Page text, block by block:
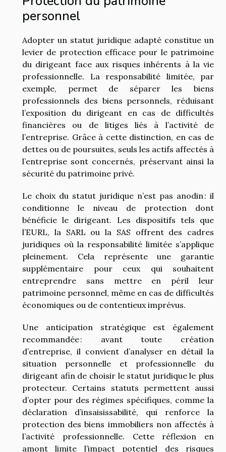
personnel
Adopter un statut juridique adapté constitue un
levier de protection efficace pour le patrimoine
du dirigeant face aux risques inhérents à la vie
professionnelle. La responsabilité limitée, par
exemple, permet de séparer les biens
professionnels des biens personnels, réduisant
l’exposition du dirigeant en cas de difficultés
financières ou de litiges liés à l’activité de
l’entreprise. Grâce à cette distinction, en cas de
dettes ou de poursuites, seuls les actifs affectés à
l’entreprise sont concernés, préservant ainsi la
sécurité du patrimoine privé.
Le choix du statut juridique n’est pas anodin : il
conditionne le niveau de protection dont
bénéficie le dirigeant. Les dispositifs tels que
l’EURL, la SARL ou la SAS offrent des cadres
juridiques où la responsabilité limitée s’applique
pleinement. Cela représente une garantie
supplémentaire pour ceux qui souhaitent
entreprendre sans mettre en péril leur
patrimoine personnel, même en cas de difficultés
économiques ou de contentieux imprévus.
Une anticipation stratégique est également
recommandée : avant toute création
d’entreprise, il convient d’analyser en détail la
situation personnelle et professionnelle du
dirigeant afin de choisir le statut juridique le plus
protecteur. Certains statuts permettent aussi
d’opter pour des régimes spécifiques, comme la
déclaration d’insaisissabilité, qui renforce la
protection des biens immobiliers non affectés à
l’activité professionnelle. Cette réflexion en
amont limite l’impact potentiel des risques